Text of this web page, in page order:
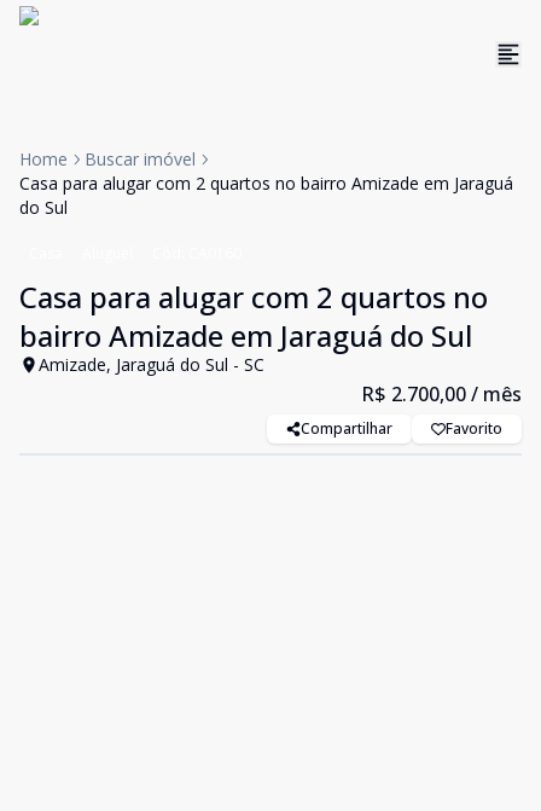
Home
Buscar imóvel
Casa para alugar com 2 quartos no bairro Amizade em Jaraguá
do Sul
Casa para alugar com 2 quartos no
bairro Amizade em Jaraguá do Sul
Amizade, Jaraguá do Sul - SC
R$ 2.700,00/ mês
Compartilhar Favorito